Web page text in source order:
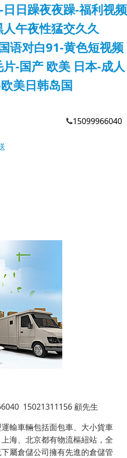
日躁夜夜躁-福利视频
午夜性猛交久久
语对白91-黄色短视频
-国产 欧美 日本-成人
美日韩岛国
15099966040
15021311156 顧先生
輸車輛包括面包車、大小貨車
海、北京都有物流樞紐站，全
屬倉儲公司擁有先進的倉儲管